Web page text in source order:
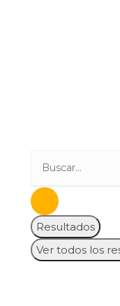
Resultados
Ver todos los